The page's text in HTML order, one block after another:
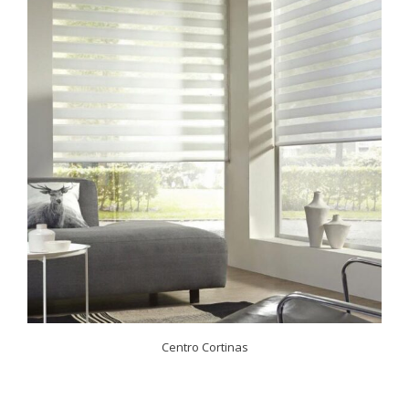
Centro Cortinas